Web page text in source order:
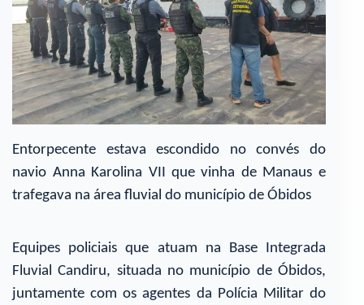
Entorpecente estava escondido no convés do
navio Anna Karolina VII que vinha de Manaus e
trafegava na área fluvial do município de Óbidos
Equipes policiais que atuam na Base Integrada
Fluvial Candiru, situada no município de Óbidos,
juntamente com os agentes da Polícia Militar do